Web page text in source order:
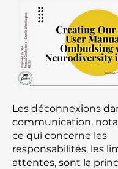
Les déconnexions
communication,
ce qui concerne les
responsabilités, les
attentes, sont la